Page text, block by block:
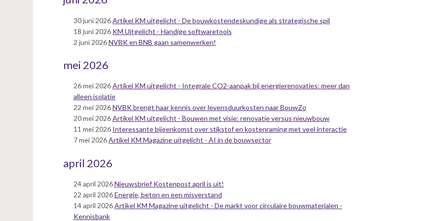
30 juni 2026Artikel KM uitgelicht - De bouwkostendeskundige als strategische spil
18 juni 2026 KM Uitgelicht - Handige softwaretools
2 juni 2026NVBK en BNB gaan samenwerken!
mei 2026
26 mei 2026Artikel KM uitgelicht - Integrale CO2-aanpak bij energierenovaties: meer dan
alleen isolatie
22 mei 2026NVBK brengt haar kennis over levensduurkosten naar BouwZo
20 mei 2026Artikel KM uitgelicht - Bouwen met visie: renovatie versus nieuwbouw
11 mei 2026 Interessante bijeenkomst over stikstof en kostenraming met veel interactie
7 mei 2026Artikel KM Magazine uitgelicht - AI in de bouwsector
april 2026
24 april 2026Nieuwsbrief Kostenpost april is uit!
22 april 2026Energie, beton en een misverstand
14 april 2026Artikel KM Magazine uitgelicht - De markt voor circulaire bouwmaterialen -
Kennisbank